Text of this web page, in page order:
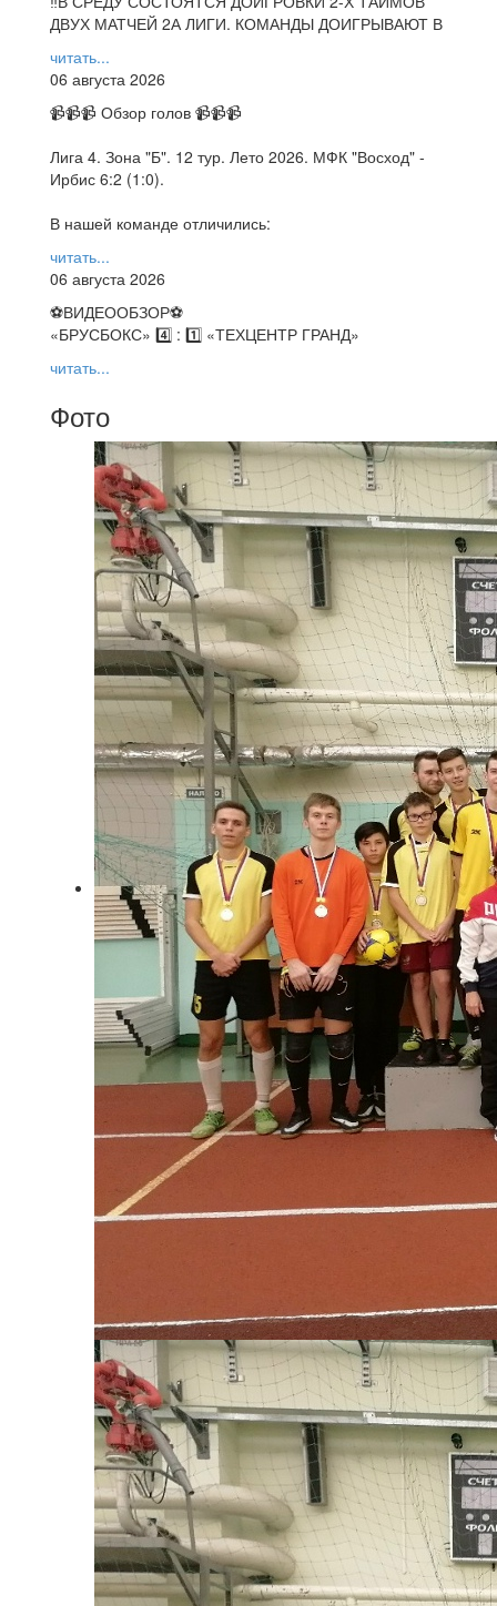
ДВУХ МАТЧЕЙ 2А ЛИГИ. КОМАНДЫ ДОИГРЫВАЮТ В
читать...
06 августа 2026
📹📹📹 Обзор голов 📹📹📹
Лига 4. Зона "Б". 12 тур. Лето 2026. МФК "Восход" -
Ирбис 6:2 (1:0).
В нашей команде отличились:
читать...
06 августа 2026
⚽️ВИДЕООБЗОР⚽️
«БРУСБОКС» 4️⃣ : 1️⃣ «ТЕХЦЕНТР ГРАНД»
читать...
Фото